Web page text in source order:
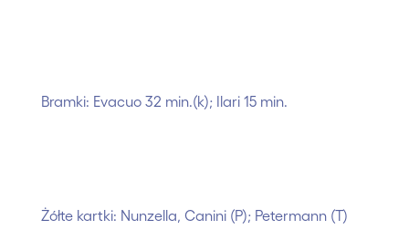
Bramki: Evacuo 32 min.(k); Ilari 15 min.
Żółte kartki: Nunzella, Canini (P); Petermann (T)